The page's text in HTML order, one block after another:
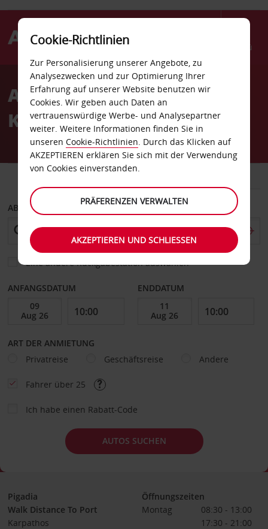
Menü
AvisAutovermietung
Karpathos Stadt
ABHOLEN VON
Eine andere Rückgabestation auswählen
ANFANGSDATUM ENDDATUM
ART DER ANMIETUNG
Privatreise
Geschäftsreise Andere
Fahrer über 25
Ich habe einen Rabatt-Code
AUTOS SUCHEN
Pigadia
Walk Distance To Port
Karpathos
Öffnungszeiten
Montag
08:30 - 13:00
17:30 - 21:00
Cookie-Richtlinien
Zur Personalisierung unserer Angebote, zu
Analysezwecken und zur Optimierung Ihrer
Erfahrung auf unserer Website benutzen wir
Cookies. Wir geben auch Daten an
vertrauenswürdige Werbe- und Analysepartner
weiter. Weitere Informationen finden Sie in
unseren Cookie-Richtlinien. Durch das Klicken auf
AKZEPTIEREN erklären Sie sich mit der Verwendung
von Cookies einverstanden.
PRÄFERENZEN VERWALTEN
AKZEPTIEREN UND SCHLIESSEN